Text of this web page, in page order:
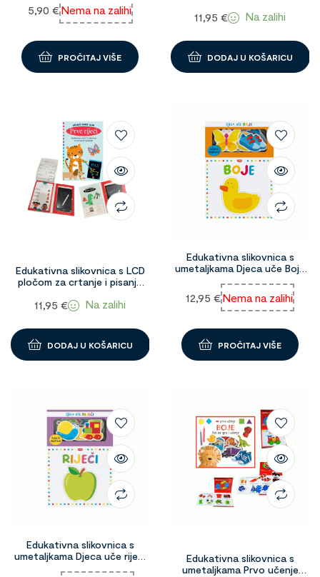
5,90 €Nema na zalihi
PROČITAJ VIŠE
11,95€ Na zalihi
DODAJ U KOŠARICU
Edukativna slikovnica s LCD
pločom za crtanje i pisanje
11,95€ Na zalihi
DODAJ U KOŠARICU
Edukativna slikovnica s
umetaljkama Djeca uče Boje
12,95 €Nema na zalihi
PROČITAJ VIŠE
Edukativna slikovnica s
umetaljkama Djeca uče riječi
Edukativna slikovnica s
umetaljkama Prvo učenje